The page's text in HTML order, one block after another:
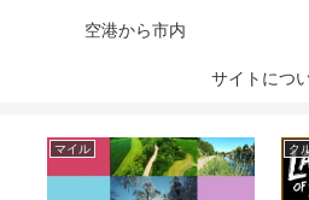
空港から市内
サイトにつ
マイル ク